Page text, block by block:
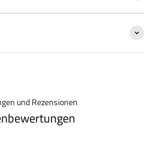
und Rezensionen